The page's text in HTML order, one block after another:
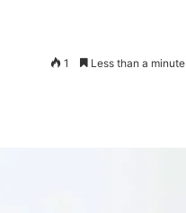
1 Less than a minute